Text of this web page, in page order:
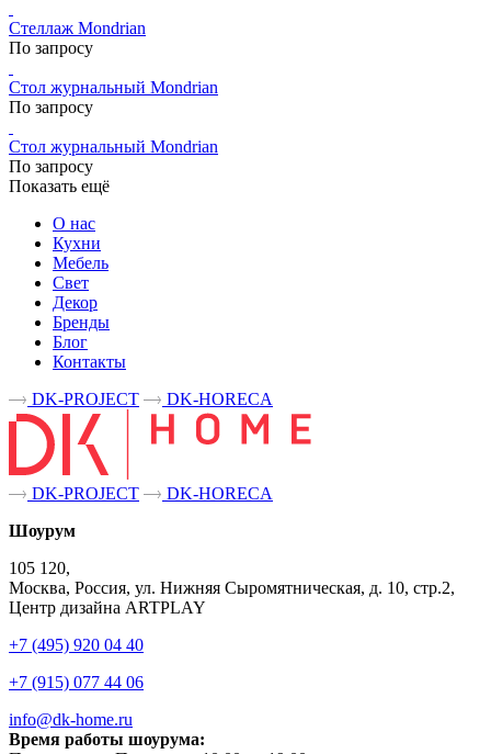
Стеллаж Mondrian
По запросу
Стол журнальный Mondrian
По запросу
Стол журнальный Mondrian
По запросу
Показать ещё
О нас
Кухни
Мебель
Свет
Декор
Бренды
Блог
Контакты
DK-PROJECT
DK-HORECA
DK-PROJECT
DK-HORECA
Шоурум
105 120,
Москва, Россия, ул. Нижняя Сыромятническая, д. 10, стр.2,
Центр дизайна ARTPLAY
+7 (495) 920 04 40
+7 (915) 077 44 06
info@dk-home.ru
Время работы шоурума: